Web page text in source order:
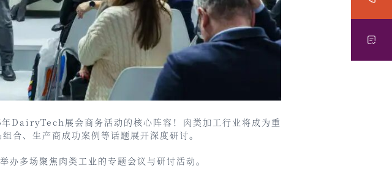
DairyTech展会商务活动的核心阵容！肉类加工行业将成为重
合、生产商成功案例等话题展开深度研讨。
多场聚焦肉类工业的专题会议与研讨活动。